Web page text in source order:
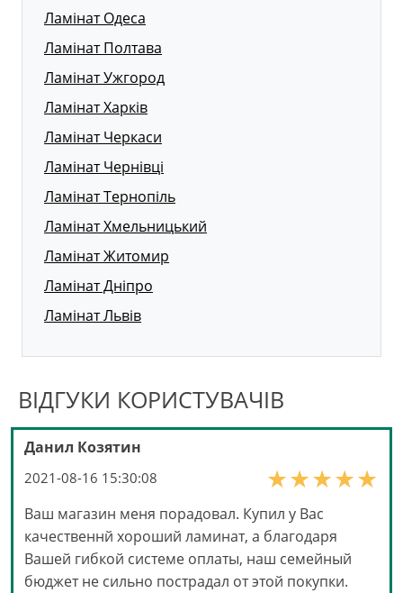
Ламінат Одеса
Ламінат Полтава
Ламінат Ужгород
Ламінат Харків
Ламінат Черкаси
Ламінат Чернівці
Ламінат Тернопіль
Ламінат Хмельницький
Ламінат Житомир
Ламінат Дніпро
Ламінат Львів
ВІДГУКИ КОРИСТУВАЧІВ
Данил Козятин
2021-08-16 15:30:08
Ваш магазин меня порадовал. Купил у Вас
качественнй хороший ламинат, а благодаря
Вашей гибкой системе оплаты, наш семейный
бюджет не сильно пострадал от этой покупки.